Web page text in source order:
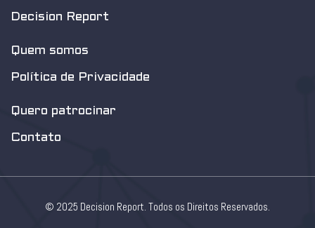
Decision Report
Quem somos
Política de Privacidade
Quero patrocinar
Contato
© 2025 Decision Report. Todos os Direitos Reservados.